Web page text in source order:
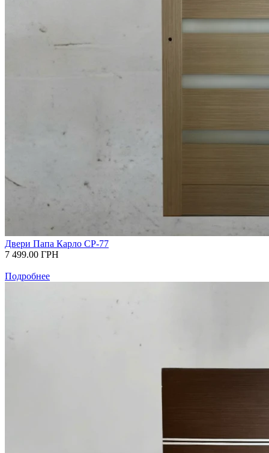
Двери Папа Карло СР-77
7 499.00 ГРН
Подробнее